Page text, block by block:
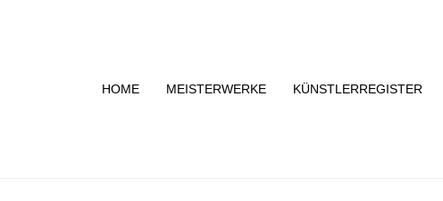
HOME MEISTERWERKE KÜNSTLERREGISTER